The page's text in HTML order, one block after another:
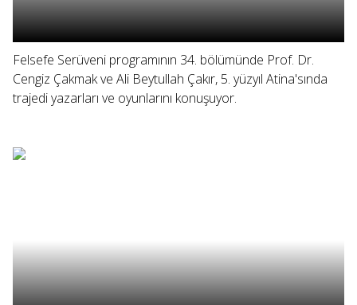
Felsefe Serüveni programının 34. bölümünde Prof. Dr.
Cengiz Çakmak ve Ali Beytullah Çakır, 5. yüzyıl Atina'sında
trajedi yazarları ve oyunlarını konuşuyor.